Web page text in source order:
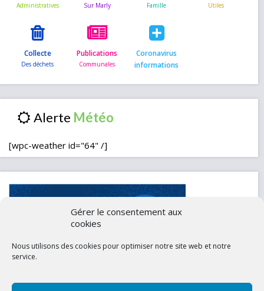
Gérer le consentement aux
cookies
Nous utilisons des cookies pour optimiser notre site web et notre
service.
Collecte Publications
Coronavirus
informations
Alerte
[wpc-weather id="64" /]